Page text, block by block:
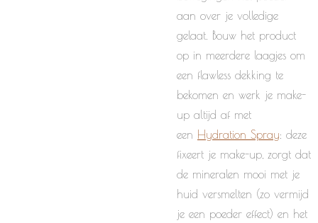
aan over je volledige
gelaat. Bouw het product
op in meerdere laagjes om
een flawless dekking te
bekomen en werk je make-
up altijd af met
een Hydration Spray: deze
fixeert je make-up, zorgt dat
de mineralen mooi met je
huid versmelten (zo vermijd
je een poeder effect) en het